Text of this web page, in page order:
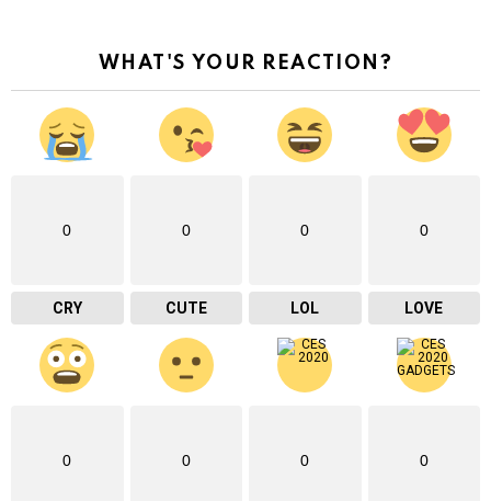
WHAT'S YOUR REACTION?
0
CRY
0
CUTE
0
LOL
0
LOVE
0 0 0 0